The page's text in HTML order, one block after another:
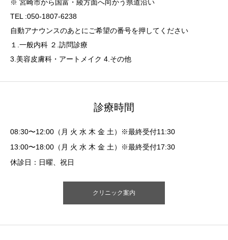
※ 宮崎市から国富・綾方面へ向かう県道沿い
TEL :050-1807-6238
自動アナウンスのあとにご希望の番号を押してください
１.一般内科 ２.訪問診療
3.美容皮膚科・アートメイク 4.その他
診療時間
08:30〜12:00（月 火 水 木 金 土）※最終受付11:30
13:00〜18:00（月 火 水 木 金 土）※最終受付17:30
休診日：日曜、祝日
クリニック案内